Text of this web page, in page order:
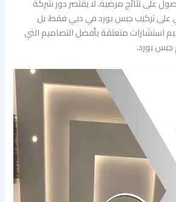
على نتائج مرضية. لا يقتصر دور شركة
على تركيب جبس بورد في دبي فقط، بل
استشارات متعلقة بأفضل التصاميم التي
جبس بورد.